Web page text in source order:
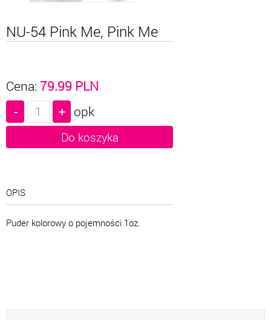
NU-54 Pink Me, Pink Me
Cena: 79.99 PLN
opk
OPIS
Puder kolorowy o pojemności 1oz.